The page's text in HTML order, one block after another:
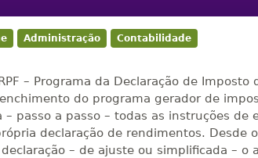
Administração Contabilidade
– Programa da Declaração de
do programa gerador de
– passo a passo – todas as instruções de
declaração de rendimentos.
– de ajuste ou simplificada –